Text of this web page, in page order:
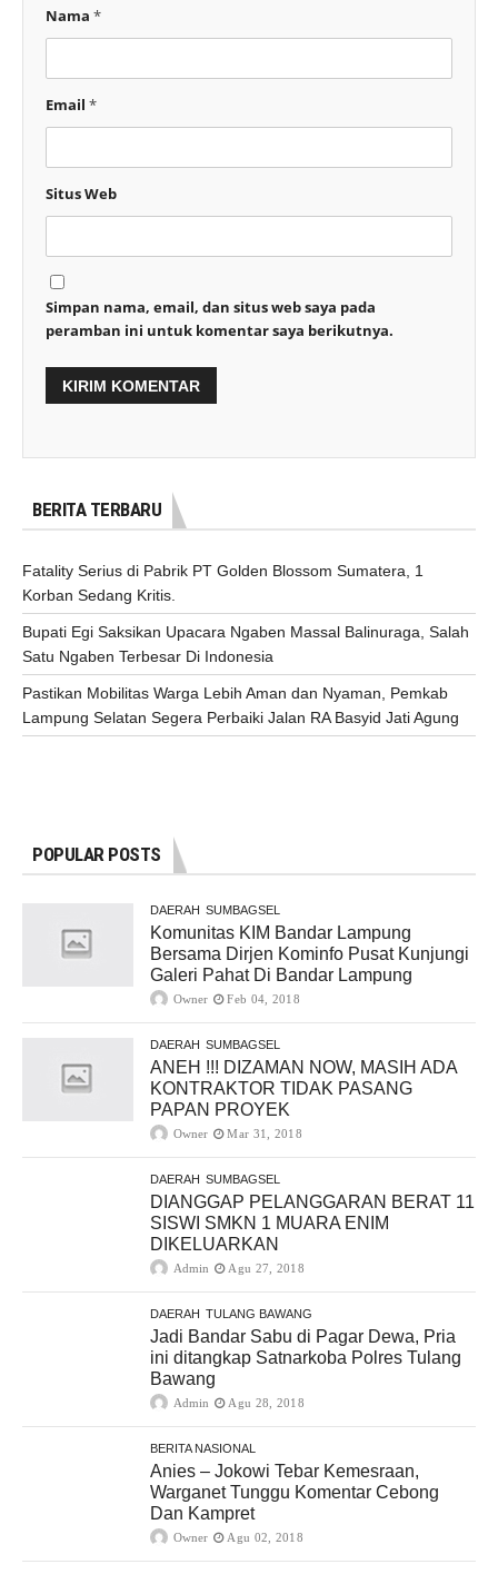
Nama *
Email *
Situs Web
Simpan nama, email, dan situs web saya pada
peramban ini untuk komentar saya berikutnya.
BERITA TERBARU
Fatality Serius di Pabrik PT Golden Blossom Sumatera, 1
Korban Sedang Kritis.
Bupati Egi Saksikan Upacara Ngaben Massal Balinuraga, Salah
Satu Ngaben Terbesar Di Indonesia
Pastikan Mobilitas Warga Lebih Aman dan Nyaman, Pemkab
Lampung Selatan Segera Perbaiki Jalan RA Basyid Jati Agung
POPULAR POSTS
DAERAH SUMBAGSEL
Komunitas KIM Bandar Lampung
Bersama Dirjen Kominfo Pusat Kunjungi
Galeri Pahat Di Bandar Lampung
Owner Feb 04, 2018
DAERAH SUMBAGSEL
ANEH !!! DIZAMAN NOW, MASIH ADA
KONTRAKTOR TIDAK PASANG
PAPAN PROYEK
Owner Mar 31, 2018
DAERAH SUMBAGSEL
DIANGGAP PELANGGARAN BERAT 11
SISWI SMKN 1 MUARA ENIM
DIKELUARKAN
Admin Agu 27, 2018
DAERAH TULANG BAWANG
Jadi Bandar Sabu di Pagar Dewa, Pria
ini ditangkap Satnarkoba Polres Tulang
Bawang
Admin Agu 28, 2018
BERITA NASIONAL
Anies – Jokowi Tebar Kemesraan,
Warganet Tunggu Komentar Cebong
Dan Kampret
Owner Agu 02, 2018